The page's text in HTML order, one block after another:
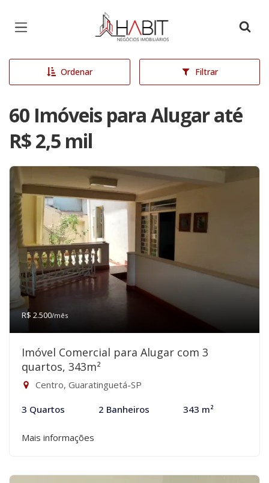
Página inicial
Ordenar Filtrar
60 Imóveis para Alugar até
R$ 2,5 mil
R$ 2.500/mês
Imóvel Comercial para Alugar com 3
quartos, 343m²
Centro, Guaratinguetá-SP
3 Quartos 2 Banheiros 343 m²
Mais informações